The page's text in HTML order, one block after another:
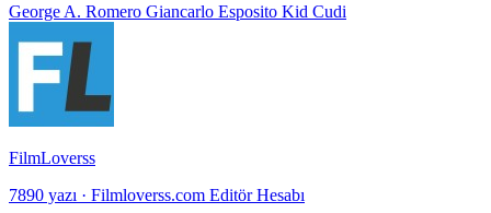
George A. Romero Giancarlo Esposito Kid Cudi
FilmLoverss
7890 yazı · Filmloverss.com Editör Hesabı